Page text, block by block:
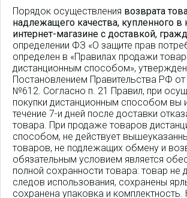
Порядок осуществления возврата
надлежащего качества, купленного
интернет-магазине с доставкой,
определении ФЗ «О защите прав
определен в «Правилах продажи
дистанционным способом»,
Постановлением Правительства РФ от
№612. Согласно п. 21 Правил, при
покупки дистанционным способом вы
течение 7-и дней после доставки
товара. При продаже товаров
способом, не действует
товаров, не подлежащих обмену и
обязательным условием является
полной сохранности товара: товар не
следов использования, сохранены
сохранена упаковка и